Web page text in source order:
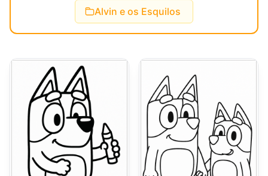
Alvin e os Esquilos